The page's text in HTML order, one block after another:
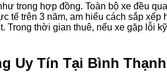
trong hợp đồng. Toàn bộ xe đều
tế trên 3 năm, am hiểu cách sắp
thời gian thuê, nếu xe gặp lỗi
Uy Tín Tại Bình Thạnh